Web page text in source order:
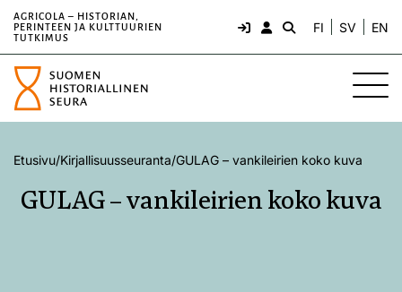
AGRICOLA – HISTORIAN,
PERINTEEN JA KULTTUURIEN
TUTKIMUS
FI SV EN
Etusivu/Kirjallisuusseuranta/GULAG – vankileirien koko kuva
GULAG – vankileirien koko kuva